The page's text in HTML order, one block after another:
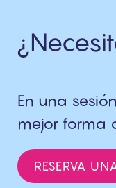
En una
mejor forma
RESERVA